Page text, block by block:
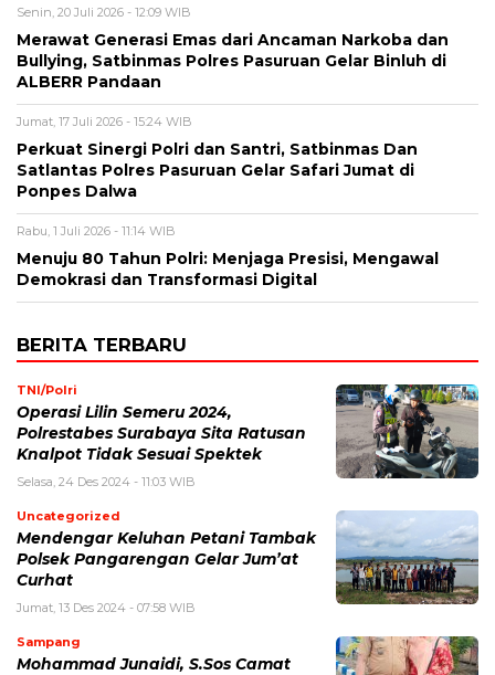
Senin, 20 Juli 2026 - 12:09 WIB
Merawat Generasi Emas dari Ancaman Narkoba dan
Bullying, Satbinmas Polres Pasuruan Gelar Binluh di
ALBERR Pandaan
Jumat, 17 Juli 2026 - 15:24 WIB
Perkuat Sinergi Polri dan Santri, Satbinmas Dan
Satlantas Polres Pasuruan Gelar Safari Jumat di
Ponpes Dalwa
Rabu, 1 Juli 2026 - 11:14 WIB
Menuju 80 Tahun Polri: Menjaga Presisi, Mengawal
Demokrasi dan Transformasi Digital
BERITA TERBARU
TNI/Polri
Operasi Lilin Semeru 2024,
Polrestabes Surabaya Sita Ratusan
Knalpot Tidak Sesuai Spektek
Selasa, 24 Des 2024 - 11:03 WIB
Uncategorized
Mendengar Keluhan Petani Tambak
Polsek Pangarengan Gelar Jum’at
Curhat
Jumat, 13 Des 2024 - 07:58 WIB
Sampang
Mohammad Junaidi, S.Sos Camat